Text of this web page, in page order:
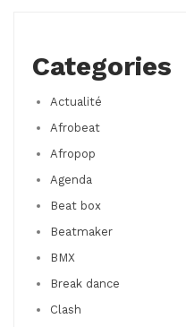
Categories
Actualité
Afrobeat
Afropop
Agenda
Beat box
Beatmaker
BMX
Break dance
Clash